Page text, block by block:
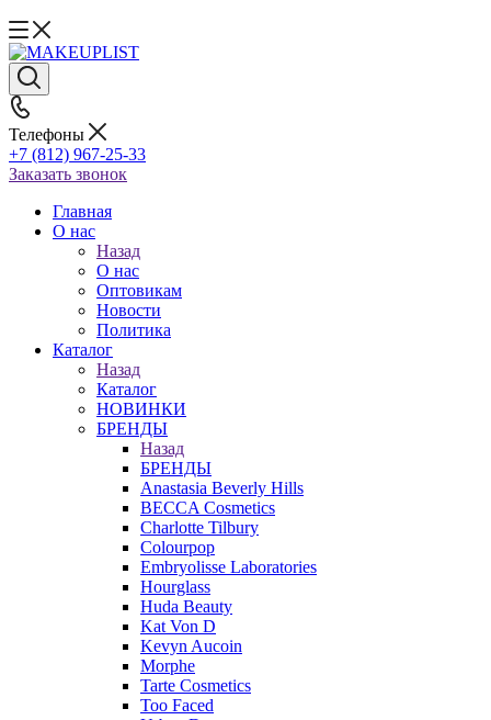
Телефоны
+7 (812) 967-25-33
Заказать звонок
Главная
О нас
Назад
О нас
Оптовикам
Новости
Политика
Каталог
Назад
Каталог
НОВИНКИ
БРЕНДЫ
Назад
БРЕНДЫ
Anastasia Beverly Hills
BECCA Cosmetics
Charlotte Tilbury
Colourpop
Embryolisse Laboratories
Hourglass
Huda Beauty
Kat Von D
Kevyn Aucoin
Morphe
Tarte Cosmetics
Too Faced